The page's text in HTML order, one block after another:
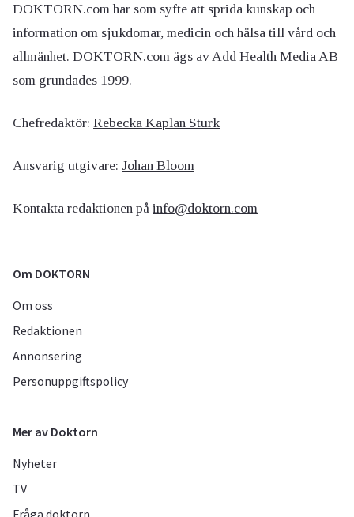
DOKTORN.com har som syfte att sprida kunskap och
information om sjukdomar, medicin och hälsa till vård och
allmänhet. DOKTORN.com ägs av Add Health Media AB
som grundades 1999.
Chefredaktör: Rebecka Kaplan Sturk
Ansvarig utgivare: Johan Bloom
Kontakta redaktionen på info@doktorn.com
Om DOKTORN
Om oss
Redaktionen
Annonsering
Personuppgiftspolicy
Mer av Doktorn
Nyheter
TV
Fråga doktorn